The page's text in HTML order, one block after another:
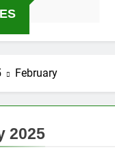
February
2025